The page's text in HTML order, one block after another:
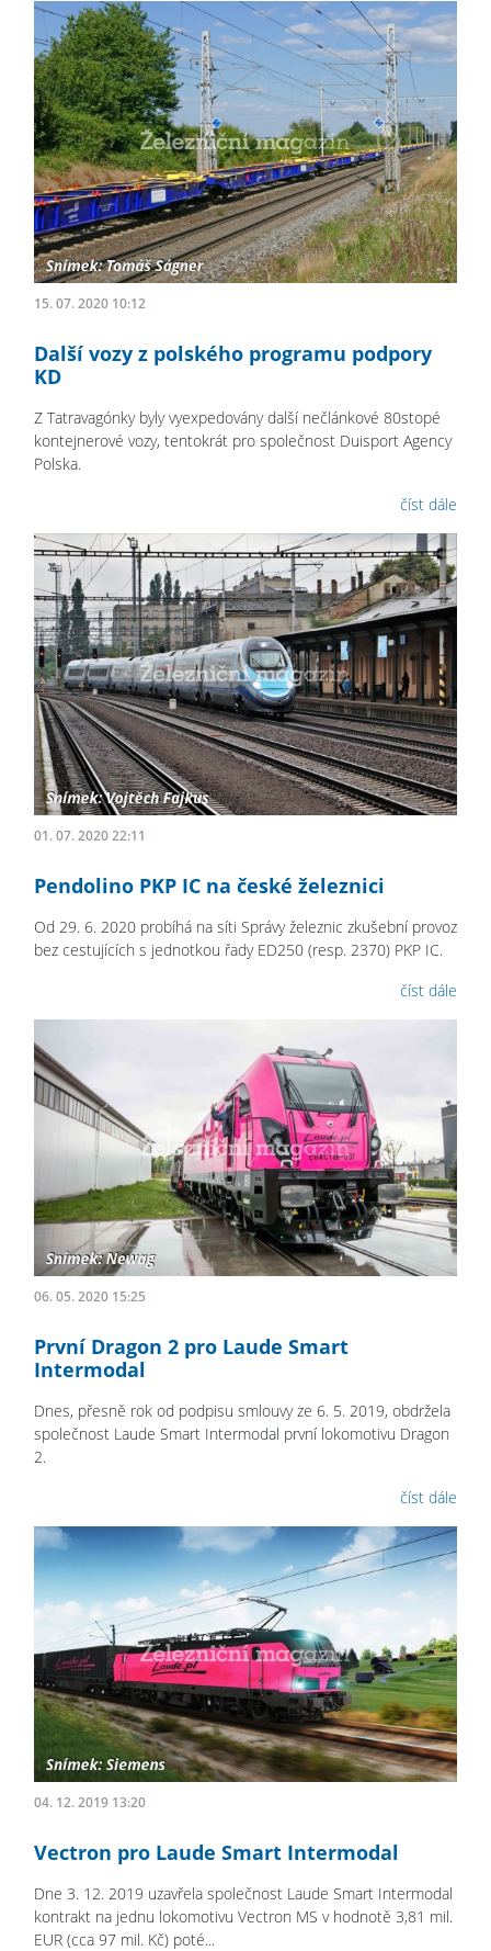
15. 07. 2020 10:12
Další vozy z polského programu podpory
KD
Z Tatravagónky byly vyexpedovány další nečlánkové 80stopé
kontejnerové vozy, tentokrát pro společnost Duisport Agency
Polska.
číst dále
01. 07. 2020 22:11
Pendolino PKP IC na české železnici
Od 29. 6. 2020 probíhá na síti Správy železnic zkušební provoz
bez cestujících s jednotkou řady ED250 (resp. 2370) PKP IC.
číst dále
06. 05. 2020 15:25
První Dragon 2 pro Laude Smart
Intermodal
Dnes, přesně rok od podpisu smlouvy ze 6. 5. 2019, obdržela
společnost Laude Smart Intermodal první lokomotivu Dragon
2.
číst dále
04. 12. 2019 13:20
Vectron pro Laude Smart Intermodal
Dne 3. 12. 2019 uzavřela společnost Laude Smart Intermodal
kontrakt na jednu lokomotivu Vectron MS v hodnotě 3,81 mil.
EUR (cca 97 mil. Kč) poté...